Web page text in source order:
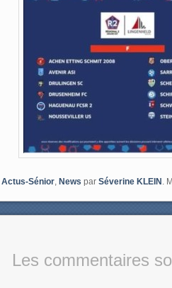
Actus-Sénior, News par Séverine KLEIN .
Les commentaires